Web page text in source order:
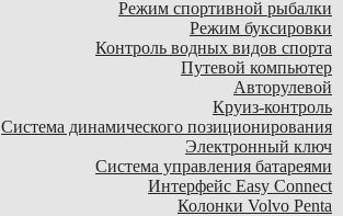
Режим спортивной рыбалки
Режим буксировки
Контроль водных видов спорта
Путевой компьютер
Авторулевой
Круиз-контроль
Система динамического позиционирования
Электронный ключ
Система управления батареями
Интерфейс Easy Connect
Колонки Volvo Penta